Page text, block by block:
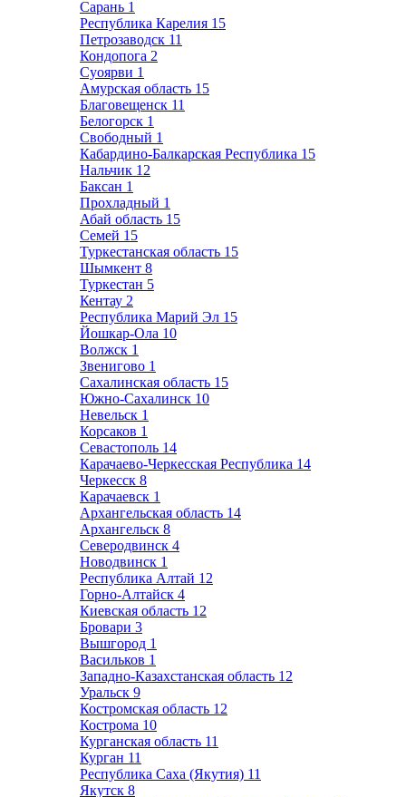
Сарань 1
Республика Карелия 15
Петрозаводск 11
Кондопога 2
Суоярви 1
Амурская область 15
Благовещенск 11
Белогорск 1
Свободный 1
Кабардино-Балкарская Республика 15
Нальчик 12
Баксан 1
Прохладный 1
Абай область 15
Семей 15
Туркестанская область 15
Шымкент 8
Туркестан 5
Кентау 2
Республика Марий Эл 15
Йошкар-Ола 10
Волжск 1
Звенигово 1
Сахалинская область 15
Южно-Сахалинск 10
Невельск 1
Корсаков 1
Севастополь 14
Карачаево-Черкесская Республика 14
Черкесск 8
Карачаевск 1
Архангельская область 14
Архангельск 8
Северодвинск 4
Новодвинск 1
Республика Алтай 12
Горно-Алтайск 4
Киевская область 12
Бровари 3
Вышгород 1
Васильков 1
Западно-Казахстанская область 12
Уральск 9
Костромская область 12
Кострома 10
Курганская область 11
Курган 11
Республика Саха (Якутия) 11
Якутск 8